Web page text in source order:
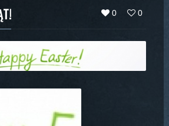
0 0